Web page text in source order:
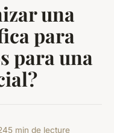
una
para
para una
5 min de lecture